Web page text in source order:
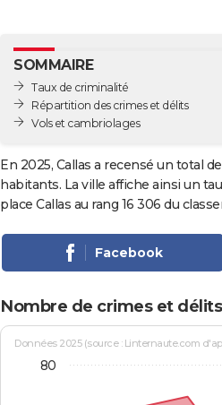
SOMMAIRE
Taux de criminalité
Répartition des crimes et délits
Vols et cambriolages
En 2025, Callas a recensé un total de
habitants. La ville affiche ainsi un
place Callas au rang 16 306 du
Facebook
Nombre de crimes et délits
Données 2025 (source : Linternaute.com
80